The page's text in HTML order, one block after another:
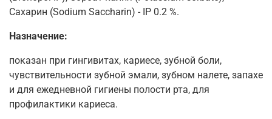
Сахарин (Sodium Saccharin) - IP 0.2 %.
Назначение:
показан при гингивитах, кариесе, зубной боли,
чувствительности зубной эмали, зубном налете, запахе
и для ежедневной гигиены полости рта, для
профилактики кариеса.